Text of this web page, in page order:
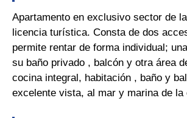
Apartamento en exclusivo sector de
licencia turística. Consta de dos
permite rentar de forma individual;
su baño privado , balcón y otra área
cocina integral, habitación , baño y
excelente vista, al mar y marina de la